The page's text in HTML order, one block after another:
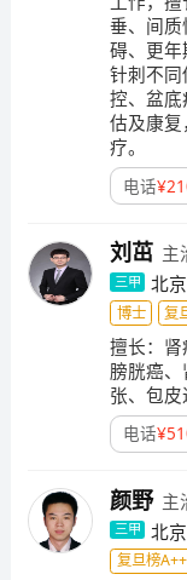
垂、间
碍、更
针刺不
控、盆
估及康
疗。
电话¥
刘茁 主
三甲 北
博士
复
擅长： 肾
膀胱癌
张、包皮
电话¥
颜野 主
三甲 北
复旦榜